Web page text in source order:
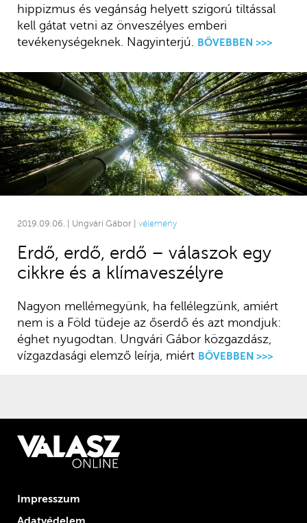
hippizmus és vegánság helyett szigorú tiltással
kell gátat vetni az önveszélyes emberi
tevékenységeknek. Nagyinterjú.
BŐVEBBEN >>>
2019.09.06. | Ungvári Gábor | vélemény
Erdő, erdő, erdő – válaszok egy
cikkre és a klímaveszélyre
Nagyon mellémegyünk, ha fellélegzünk, amiért
nem is a Föld tüdeje az őserdő és azt mondjuk:
éghet nyugodtan. Ungvári Gábor közgazdász,
vízgazdasági elemző leírja, miért BŐVEBBEN >>>
Impresszum